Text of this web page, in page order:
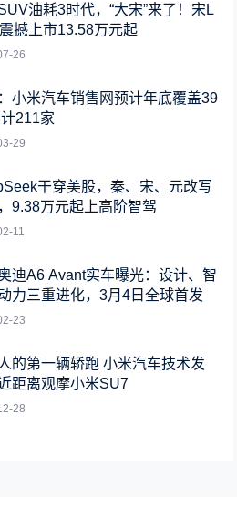
油耗3时代，“大宋”来了！宋L
撼上市13.58万元起
26
小米汽车销售网预计年底覆盖39
211家
29
干穿美股，秦、宋、元改写
9.38万元起上高阶智驾
11
迪A6 Avant实车曝光：设计、智
力三重进化，3月4日全球首发
23
的第一辆轿跑 小米汽车技术发
距离观摩小米SU7
28